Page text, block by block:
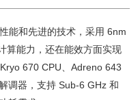
和先进的技术，采用 6nm
算能力，还在能效方面实现
670 CPU、Adreno 643
调器，支持 Sub-6 GHz 和